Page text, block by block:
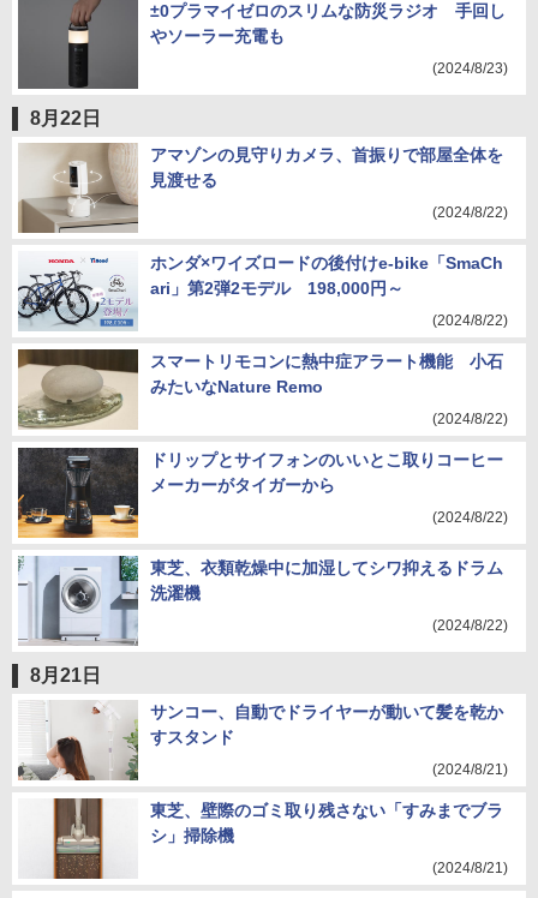
±0プラマイゼロのスリムな防災ラジオ 手回し
やソーラー充電も
(2024/8/23)
8月22日
アマゾンの見守りカメラ、首振りで部屋全体を
見渡せる
(2024/8/22)
ホンダ×ワイズロードの後付けe-bike「SmaCh
ari」第2弾2モデル 198,000円～
(2024/8/22)
スマートリモコンに熱中症アラート機能 小石
みたいなNature Remo
(2024/8/22)
ドリップとサイフォンのいいとこ取りコーヒー
メーカーがタイガーから
(2024/8/22)
東芝、衣類乾燥中に加湿してシワ抑えるドラム
洗濯機
(2024/8/22)
8月21日
サンコー、自動でドライヤーが動いて髪を乾か
すスタンド
(2024/8/21)
東芝、壁際のゴミ取り残さない「すみまでブラ
シ」掃除機
(2024/8/21)